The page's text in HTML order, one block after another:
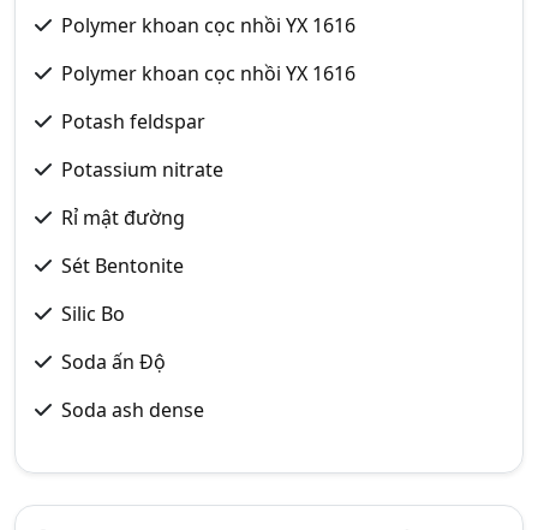
Polymer khoan cọc nhồi YX 1616
Polymer khoan cọc nhồi YX 1616
Potash feldspar
Potassium nitrate
Rỉ mật đường
Sét Bentonite
Silic Bo
Soda ấn Độ
Soda ash dense